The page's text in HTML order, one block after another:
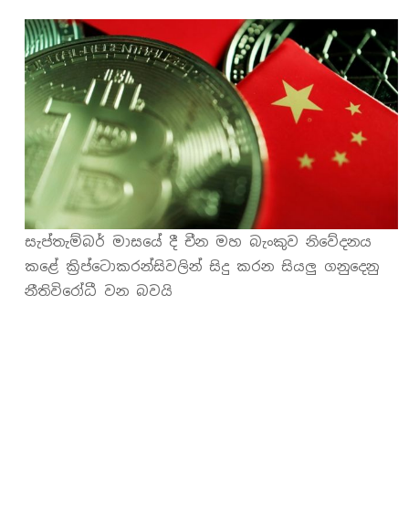
සැප්තැම්බර් මාසයේ දී චීන මහ බැංකුව නිවේදනය
කළේ ක්‍රිප්ටොකරන්සිවලින් සිදු කරන සියලු ගනුදෙනු
නීතිවිරෝධී වන බවයි
India
Today
මාධ්‍ය
ආයතනය
ඉදිරිපත්
කළ
වීඩියෝ
වාර්තාවකට
අනුව,
ක්‍රිප්ටොකරන්සි
පරිශීලකයන්
යම්